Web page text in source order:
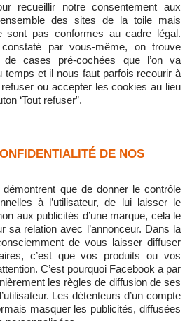
recueillir notre consentement aux
des sites de la toile mais
sont pas conformes au cadre légal.
par vous-même, on trouve
de cases pré-cochées que l’on va
temps et il nous faut parfois recourir à
ou accepter les cookies au lieu
‘Tout refuser”.
DE NOS
à l’utilisateur, de lui laisser le
aux publicités d’une marque, cela le
sa relation avec l’annonceur. Dans la
de vous laisser diffuser
c’est que vos produits ou vos
C’est pourquoi Facebook a par
les règles de diffusion de ses
Les détenteurs d’un compte
masquer les publicités, diffusées